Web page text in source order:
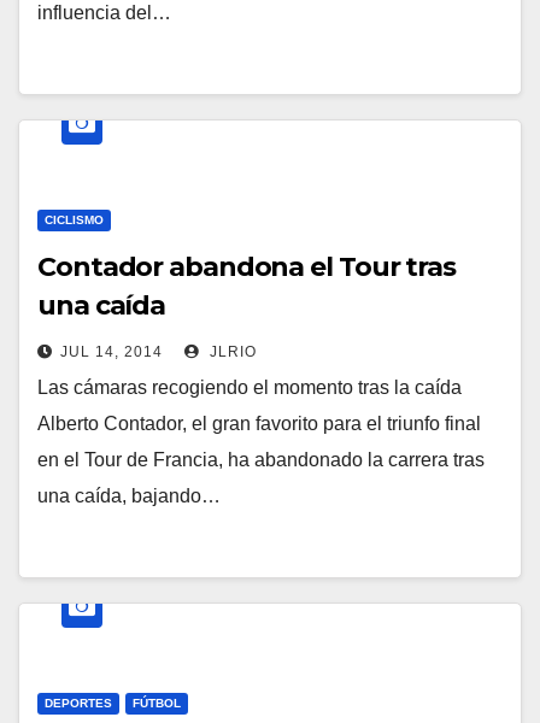
influencia del…
CICLISMO
Contador abandona el Tour tras
una caída
JUL 14, 2014 JLRIO
Las cámaras recogiendo el momento tras la caída
Alberto Contador, el gran favorito para el triunfo final
en el Tour de Francia, ha abandonado la carrera tras
una caída, bajando…
DEPORTES FÚTBOL